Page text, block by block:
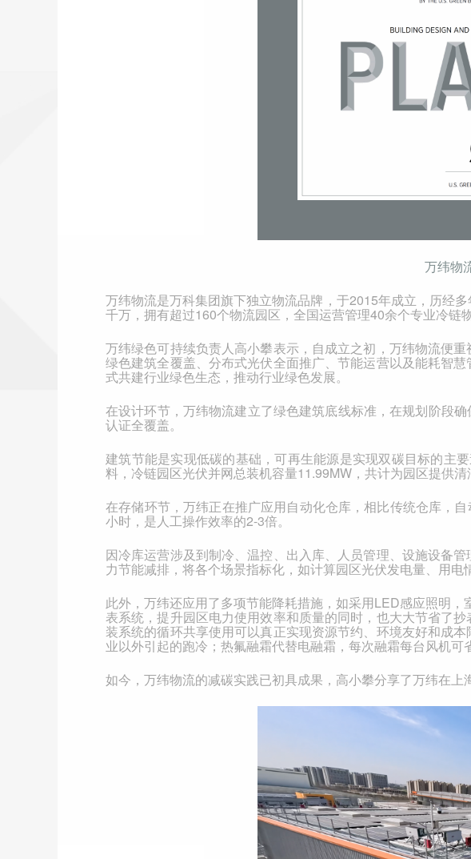
万纬物
万纬物流是万科集团旗下独立物流品牌，于2015年成立，历经
千万，拥有超过160个物流园区，全国运营管理40余个专业冷链
万纬绿色可持续负责人高小攀表示，自成立之初，万纬物流便
绿色建筑全覆盖、分布式光伏全面推广、节能运营以及能耗智
式共建行业绿色生态，推动行业绿色发展。
在设计环节，万纬物流建立了绿色建筑底线标准，在规划阶段
认证全覆盖。
建筑节能是实现低碳的基础，可再生能源是实现双碳目标的主
料，冷链园区光伏并网总装机容量11.99MW ，共计为园区提供
在存储环节，万纬正在推广应用自动化仓库，相比传统仓库，
小时，是人工操作效率的2-3倍。
因冷库运营涉及到制冷、温控、出入库、人员管理、设施设备
力节能减排，将各个场景指标化，如计算园区光伏发电量、用电
此外，万纬还应用了多项节能降耗措施，如采用LED感应照明，
表系统，提升园区电力使用效率和质量的同时，也大大节省了
装系统的循环共享使用可以真正实现资源节约、环境友好和成
业以外引起的跑冷；热氟融霜代替电融霜，每次融霜每台风机可
如今，万纬物流的减碳实践已初具成果，高小攀分享了万纬在上